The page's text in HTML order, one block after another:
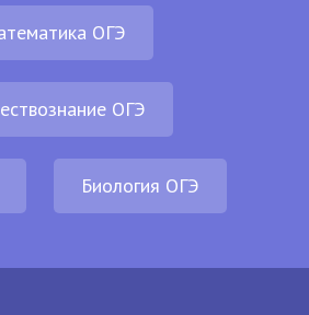
ОГЭ
ОГЭ
Биология ОГЭ